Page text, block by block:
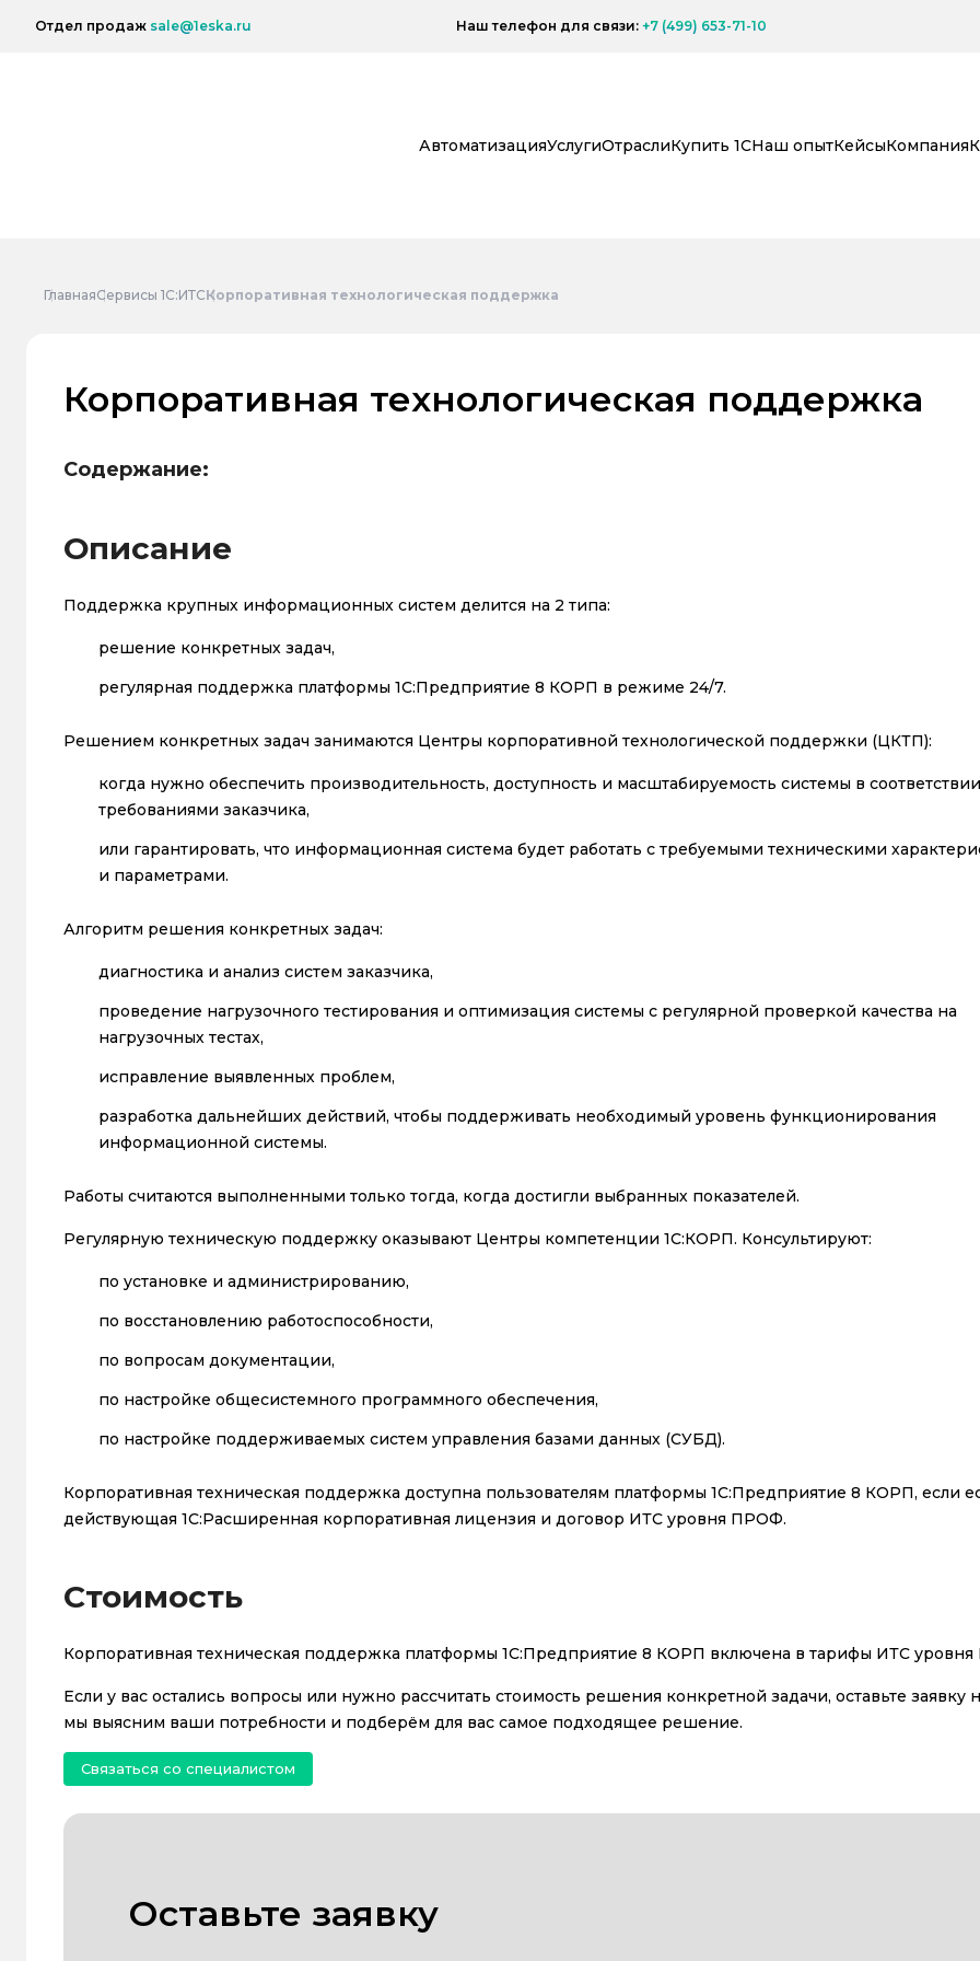
Отдел продаж sale@1eska.ru Наш телефон для связи: +7 (499) 653-71-10
АвтоматизацияУслугиОтраслиКупить 1СНаш опытКейсыКомпания
ГлавнаяСервисы 1С:ИТСКорпоративная технологическая поддержка
Корпоративная технологическая поддержка
Содержание:
Описание
Поддержка крупных информационных систем делится на 2 типа:
решение конкретных задач,
регулярная поддержка платформы 1С:Предприятие 8 КОРП в режиме 24/7.
Решением конкретных задач занимаются Центры корпоративной технологической поддержки (ЦКТП):
когда нужно обеспечить производительность, доступность и масштабируемость системы в
требованиями заказчика,
или гарантировать, что информационная система будет работать с требуемыми техническими
и параметрами.
Алгоритм решения конкретных задач:
диагностика и анализ систем заказчика,
проведение нагрузочного тестирования и оптимизация системы с регулярной проверкой качества на
нагрузочных тестах,
исправление выявленных проблем,
разработка дальнейших действий, чтобы поддерживать необходимый уровень функционирования
информационной системы.
Работы считаются выполненными только тогда, когда достигли выбранных показателей.
Регулярную техническую поддержку оказывают Центры компетенции 1С:КОРП. Консультируют:
по установке и администрированию,
по восстановлению работоспособности,
по вопросам документации,
по настройке общесистемного программного обеспечения,
по настройке поддерживаемых систем управления базами данных (СУБД).
Корпоративная техническая поддержка доступна пользователям платформы 1С:Предприятие 8 КОРП, если
действующая 1С:Расширенная корпоративная лицензия и договор ИТС уровня ПРОФ.
Стоимость
Корпоративная техническая поддержка платформы 1С:Предприятие 8 КОРП включена в тарифы ИТС
Если у вас остались вопросы или нужно рассчитать стоимость решения конкретной задачи, оставьте
мы выясним ваши потребности и подберём для вас самое подходящее решение.
Связаться со специалистом
Оставьте заявку